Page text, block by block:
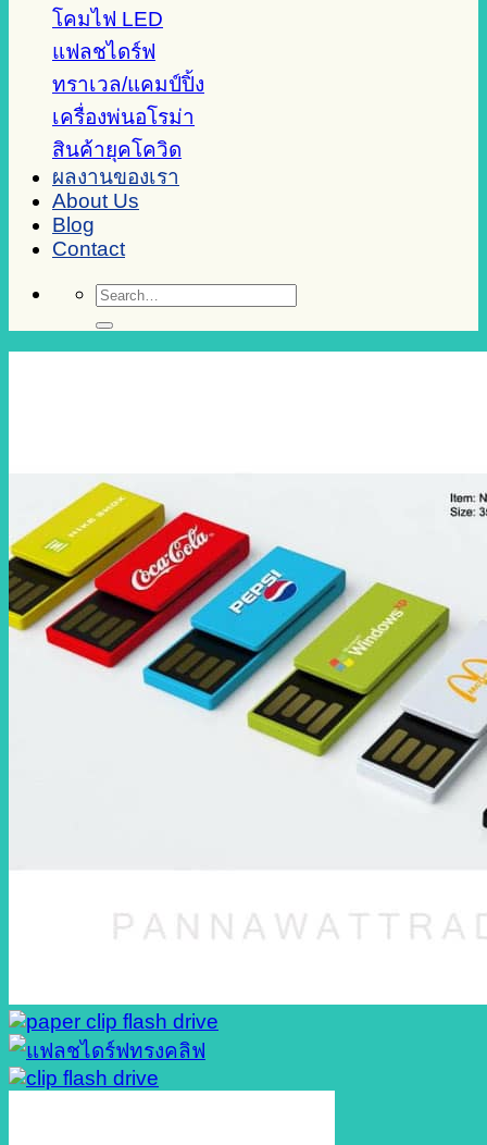
โคมไฟ LED
แฟลชไดร์ฟ
ทราเวล/แคมป์ปิ้ง
เครื่องพ่นอโรม่า
สินค้ายุคโควิด
ผลงานของเรา
About Us
Blog
Contact
Search